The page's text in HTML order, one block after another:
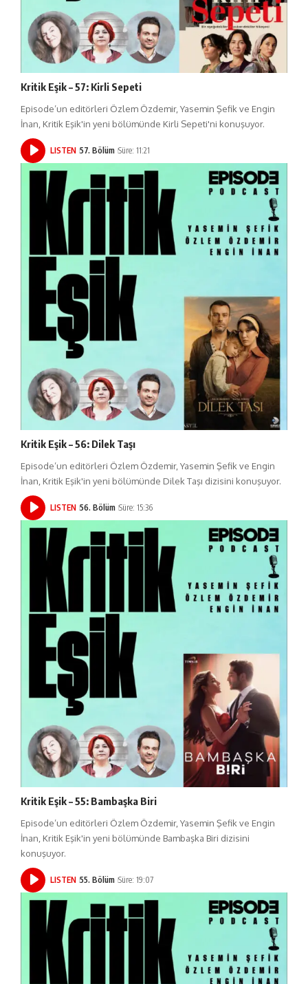
Kritik Eşik – 57: Kirli Sepeti
Episode’un editörleri Özlem Özdemir, Yasemin Şefik ve Engin
İnan, Kritik Eşik'in yeni bölümünde Kirli Sepeti'ni konuşuyor.
LISTEN 57. Bölüm Süre: 11:21
Kritik Eşik – 56: Dilek Taşı
Episode’un editörleri Özlem Özdemir, Yasemin Şefik ve Engin
İnan, Kritik Eşik'in yeni bölümünde Dilek Taşı dizisini konuşuyor.
LISTEN 56. Bölüm Süre: 15:36
Kritik Eşik – 55: Bambaşka Biri
Episode’un editörleri Özlem Özdemir, Yasemin Şefik ve Engin
İnan, Kritik Eşik'in yeni bölümünde Bambaşka Biri dizisini
konuşuyor.
LISTEN 55. Bölüm Süre: 19:07